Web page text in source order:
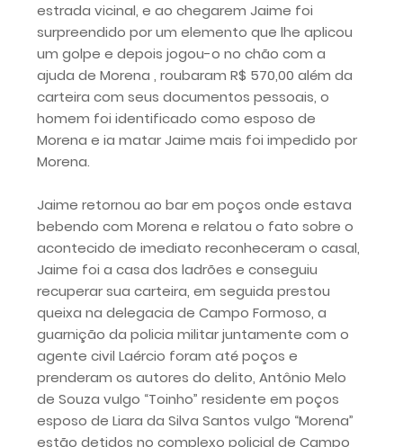
estrada vicinal, e ao chegarem Jaime foi
surpreendido por um elemento que lhe aplicou
um golpe e depois jogou-o no chão com a
ajuda de Morena , roubaram R$ 570,00 além da
carteira com seus documentos pessoais, o
homem foi identificado como esposo de
Morena e ia matar Jaime mais foi impedido por
Morena.
Jaime retornou ao bar em poços onde estava
bebendo com Morena e relatou o fato sobre o
acontecido de imediato reconheceram o casal,
Jaime foi a casa dos ladrões e conseguiu
recuperar sua carteira, em seguida prestou
queixa na delegacia de Campo Formoso, a
guarnição da policia militar juntamente com o
agente civil Laércio foram até poços e
prenderam os autores do delito, Antônio Melo
de Souza vulgo “Toinho” residente em poços
esposo de Liara da Silva Santos vulgo “Morena”
estão detidos no complexo policial de Campo